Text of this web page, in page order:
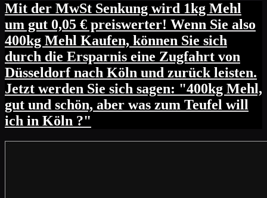
Mit der MwSt Senkung wird 1kg Mehl
um gut 0,05 € preiswerter! Wenn Sie also
400kg Mehl Kaufen, können Sie sich
durch die Ersparnis eine Zugfahrt von
Düsseldorf nach Köln und zurück leisten.
Jetzt werden Sie sich sagen: "400kg Mehl,
gut und schön, aber was zum Teufel will
ich in Köln ?"